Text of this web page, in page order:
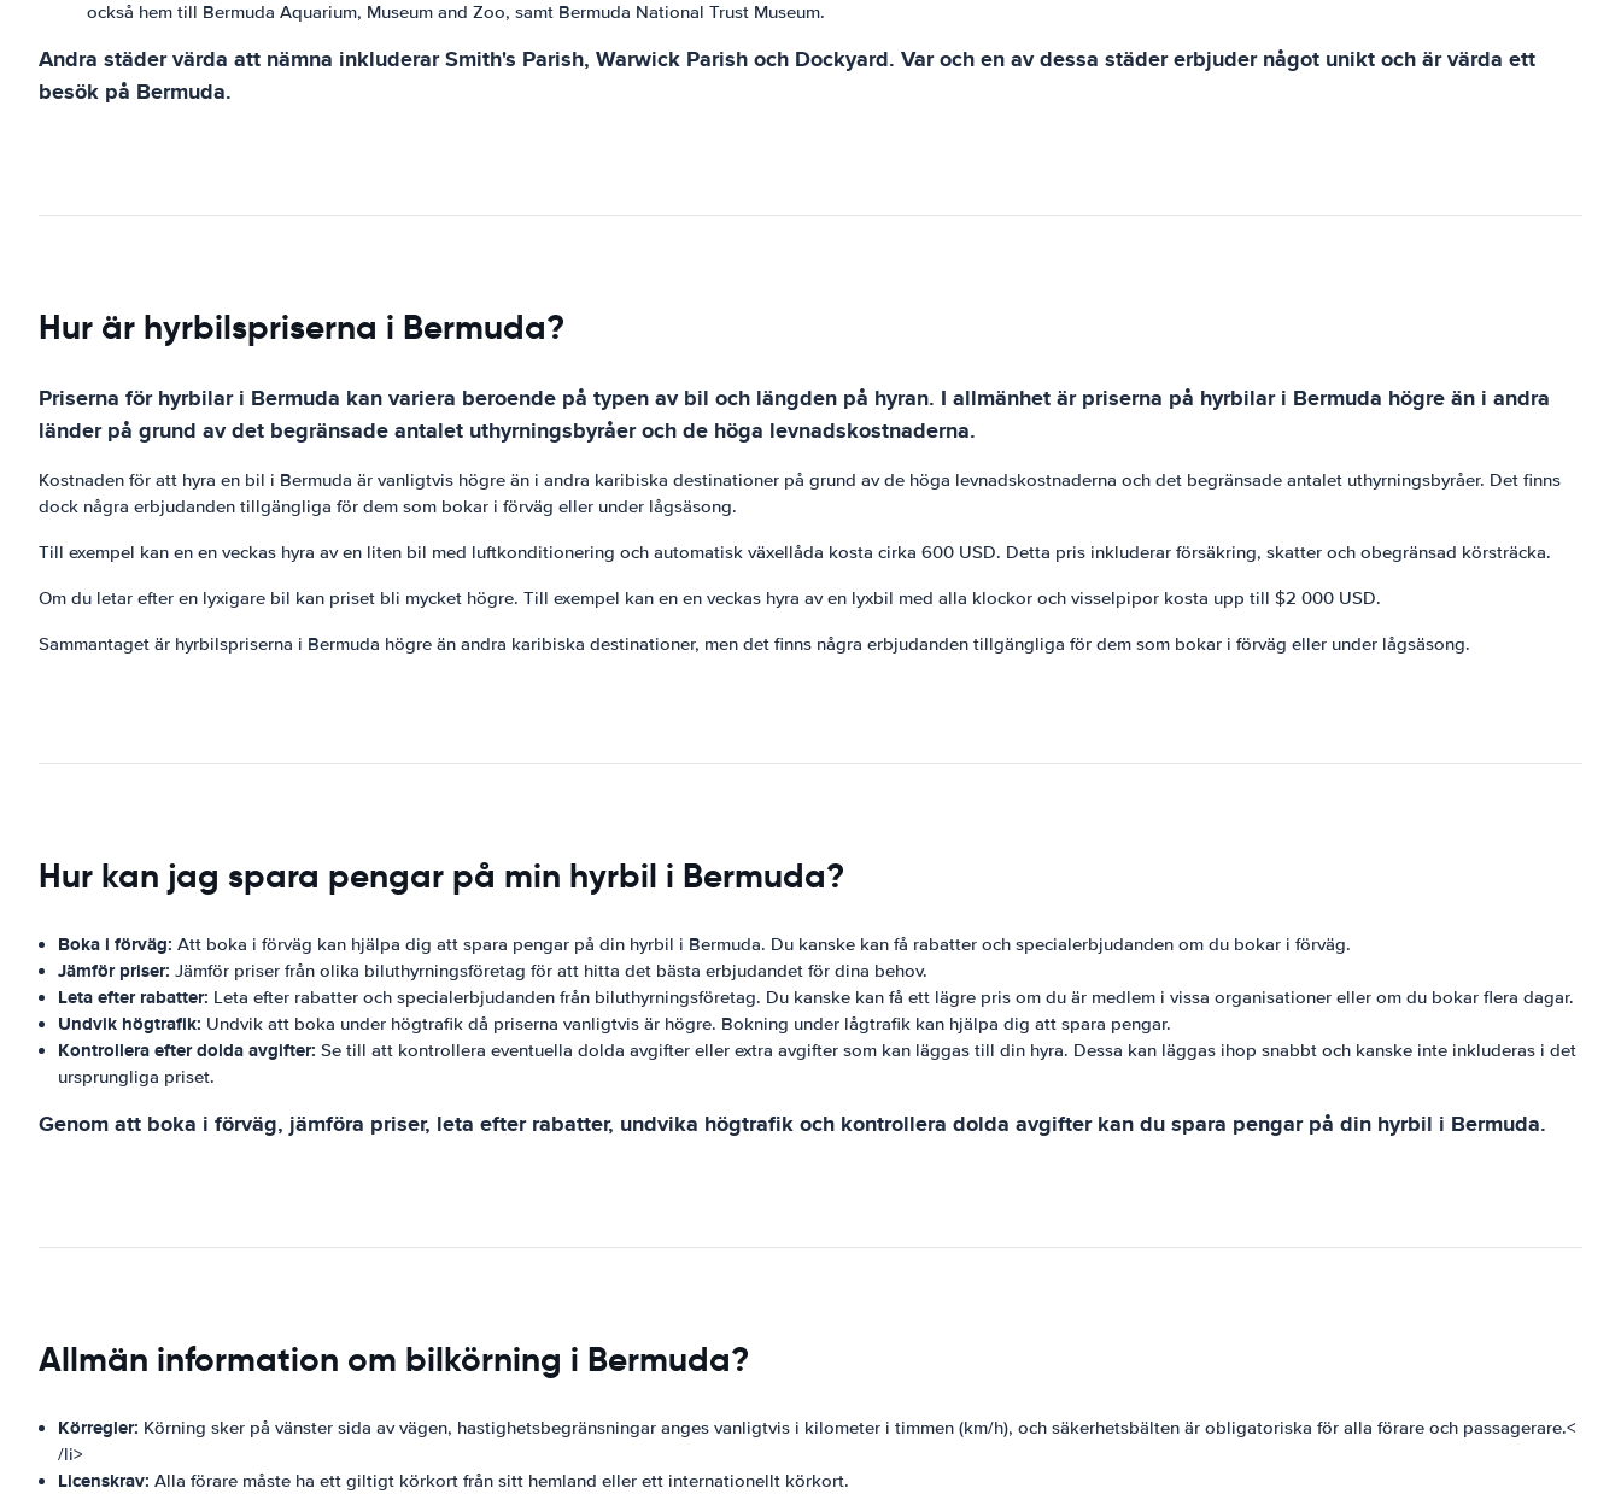
också hem till Bermuda Aquarium, Museum and Zoo, samt Bermuda National Trust Museum.
Andra städer värda att nämna inkluderar Smith's Parish, Warwick Parish och Dockyard. Var och en av dessa städer erbjuder något unikt och är värda ett
besök på Bermuda.
Hur är hyrbilspriserna i Bermuda?
Priserna för hyrbilar i Bermuda kan variera beroende på typen av bil och längden på hyran. I allmänhet är priserna på hyrbilar i Bermuda högre än i andra
länder på grund av det begränsade antalet uthyrningsbyråer och de höga levnadskostnaderna.
Kostnaden för att hyra en bil i Bermuda är vanligtvis högre än i andra karibiska destinationer på grund av de höga levnadskostnaderna och det begränsade antalet uthyrningsbyråer. Det finns
dock några erbjudanden tillgängliga för dem som bokar i förväg eller under lågsäsong.
Till exempel kan en en veckas hyra av en liten bil med luftkonditionering och automatisk växellåda kosta cirka 600 USD. Detta pris inkluderar försäkring, skatter och obegränsad körsträcka.
Om du letar efter en lyxigare bil kan priset bli mycket högre. Till exempel kan en en veckas hyra av en lyxbil med alla klockor och visselpipor kosta upp till $2 000 USD.
Sammantaget är hyrbilspriserna i Bermuda högre än andra karibiska destinationer, men det finns några erbjudanden tillgängliga för dem som bokar i förväg eller under lågsäsong.
Hur kan jag spara pengar på min hyrbil i Bermuda?
Boka i förväg: Att boka i förväg kan hjälpa dig att spara pengar på din hyrbil i Bermuda. Du kanske kan få rabatter och specialerbjudanden om du bokar i förväg.
Jämför priser: Jämför priser från olika biluthyrningsföretag för att hitta det bästa erbjudandet för dina behov.
Leta efter rabatter: Leta efter rabatter och specialerbjudanden från biluthyrningsföretag. Du kanske kan få ett lägre pris om du är medlem i vissa organisationer eller om du bokar flera dagar.
Undvik högtrafik: Undvik att boka under högtrafik då priserna vanligtvis är högre. Bokning under lågtrafik kan hjälpa dig att spara pengar.
Kontrollera efter dolda avgifter: Se till att kontrollera eventuella dolda avgifter eller extra avgifter som kan läggas till din hyra. Dessa kan läggas ihop snabbt och kanske inte inkluderas i det
ursprungliga priset.
Genom att boka i förväg, jämföra priser, leta efter rabatter, undvika högtrafik och kontrollera dolda avgifter kan du spara pengar på din hyrbil i Bermuda.
Allmän information om bilkörning i Bermuda?
Körregler: Körning sker på vänster sida av vägen, hastighetsbegränsningar anges vanligtvis i kilometer i timmen (km/h), och säkerhetsbälten är obligatoriska för alla förare och passagerare.<
/li>
Licenskrav: Alla förare måste ha ett giltigt körkort från sitt hemland eller ett internationellt körkort.